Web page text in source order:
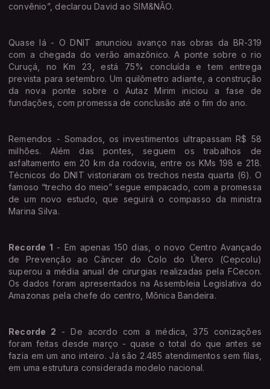
convênio”, declarou David ao SIM&NÃO.
Quase lá - O DNIT anunciou avanço nas obras da BR-319
com a chegada do verão amazônico. A ponte sobre o rio
Curuçá, no Km 23, está 75% concluída e tem entrega
prevista para setembro. Um quilômetro adiante, a construção
da nova ponte sobre o Autaz Mirim iniciou a fase de
fundações, com promessa de conclusão até o fim do ano.
Remendos - Somados, os investimentos ultrapassam R$ 58
milhões. Além das pontes, seguem os trabalhos de
asfaltamento em 20 km da rodovia, entre os KMs 198 e 218.
Técnicos do DNIT vistoriaram os trechos nesta quarta (6). O
famoso “trecho do meio” segue empacado, com a promessa
de um novo estudo, que seguirá o compasso da ministra
Marina Silva.
Recorde 1 - Em apenas 150 dias, o novo Centro Avançado
de Prevenção ao Câncer do Colo do Útero (Cepcolu)
superou a média anual de cirurgias realizadas pela FCecon.
Os dados foram apresentados na Assembleia Legislativa do
Amazonas pela chefe do centro, Mônica Bandeira.
Recorde 2 - De acordo com a médica, 375 conizações
foram feitas desde março - quase o total do que antes se
fazia em um ano inteiro. Já são 2.485 atendimentos sem filas,
em uma estrutura considerada modelo nacional.